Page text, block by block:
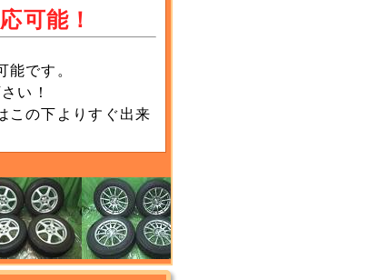
可能！
です。
い！
この下よりすぐ出来